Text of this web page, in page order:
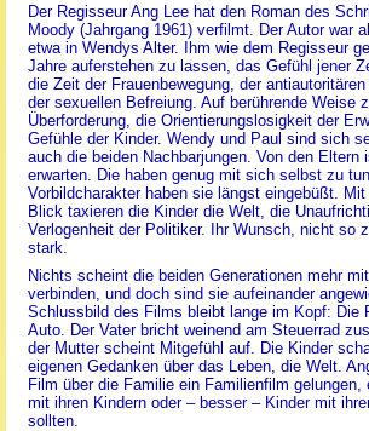
Der Regisseur Ang Lee hat den Roman des
Moody (Jahrgang 1961) verfilmt. Der Autor war
etwa in Wendys Alter. Ihm wie dem Regisseur
Jahre auferstehen zu lassen, das Gefühl jener
die Zeit der Frauenbewegung, der
der sexuellen Befreiung. Auf berührende Weise
Überforderung, die Orientierungslosigkeit der
Gefühle der Kinder. Wendy und Paul sind sich
auch die beiden Nachbarjungen. Von den Eltern
erwarten. Die haben genug mit sich selbst zu
Vorbildcharakter haben sie längst eingebüßt.
Blick taxieren die Kinder die Welt, die
Verlogenheit der Politiker. Ihr Wunsch, nicht so
stark.
Nichts scheint die beiden Generationen mehr
verbinden, und doch sind sie aufeinander
Schlussbild des Films bleibt lange im Kopf: Die
Auto. Der Vater bricht weinend am Steuerrad
der Mutter scheint Mitgefühl auf. Die Kinder
eigenen Gedanken über das Leben, die Welt.
Film über die Familie ein Familienfilm gelungen,
mit ihren Kindern oder – besser – Kinder mit
sollten.